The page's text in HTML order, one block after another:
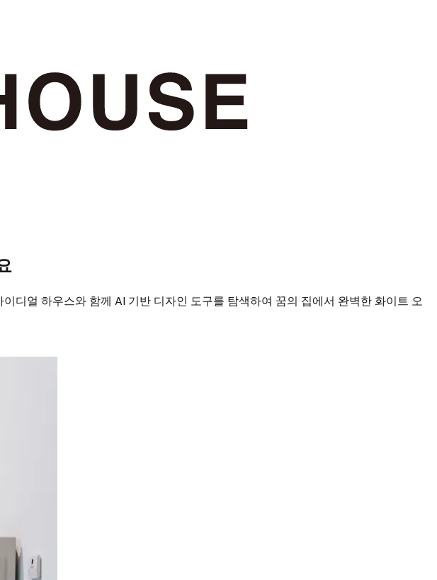
디얼 하우스와 함께 AI 기반 디자인 도구를 탐색하여 꿈의 집에서 완벽한 화이트 오